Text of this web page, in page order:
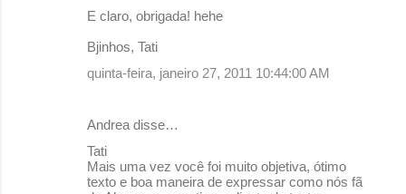
E claro, obrigada! hehe
Bjinhos, Tati
quinta-feira, janeiro 27, 2011 10:44:00 AM
Andrea disse…
Tati
Mais uma vez você foi muito objetiva, ótimo
texto e boa maneira de expressar como nós fã